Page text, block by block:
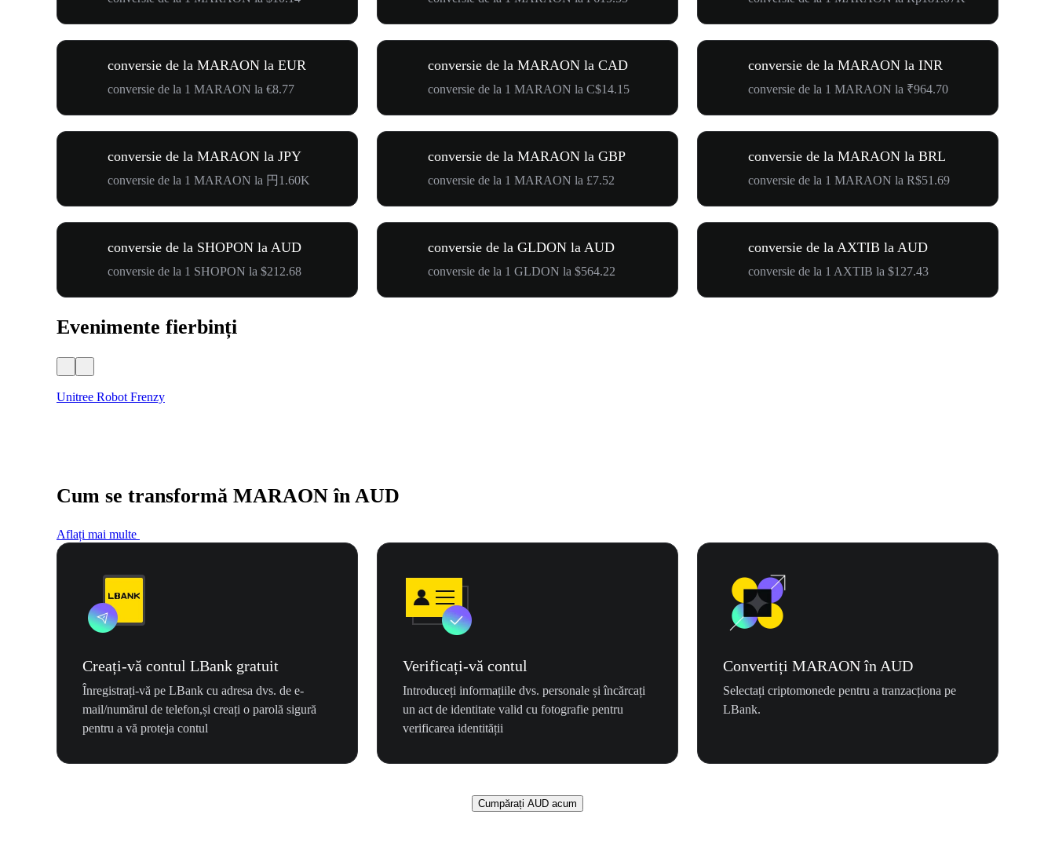
conversie de la MARAON la EUR
conversie de la 1 MARAON la €8.77
conversie de la MARAON la CAD
conversie de la 1 MARAON la C$14.15
conversie de la MARAON la INR
conversie de la 1 MARAON la ₹964.70
conversie de la MARAON la JPY
conversie de la 1 MARAON la 円1.60K
conversie de la MARAON la GBP
conversie de la 1 MARAON la £7.52
conversie de la MARAON la BRL
conversie de la 1 MARAON la R$51.69
conversie de la SHOPON la AUD
conversie de la 1 SHOPON la $212.68
conversie de la GLDON la AUD
conversie de la 1 GLDON la $564.22
conversie de la AXTIB la AUD
conversie de la 1 AXTIB la $127.43
Evenimente fierbinți
Unitree Robot Frenzy
Cum se transformă MARAON în AUD
Aflați mai multe
Creați-vă contul LBank gratuit
Înregistrați-vă pe LBank cu adresa dvs. de e-
mail/numărul de telefon,și creați o parolă sigură
pentru a vă proteja contul
Verificați-vă contul
Introduceți informațiile dvs. personale și încărcați
un act de identitate valid cu fotografie pentru
verificarea identității
Convertiți MARAON în AUD
Selectați criptomonede pentru a tranzacționa pe
LBank.
Cumpărați AUD acum